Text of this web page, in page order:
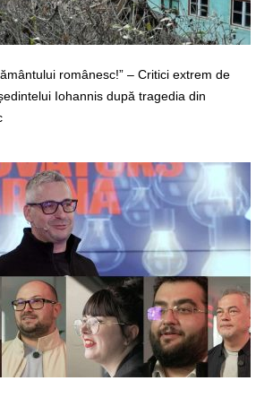
românesc!” – Critici extrem de
Iohannis după tragedia din